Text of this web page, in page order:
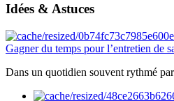
Idées & Astuces
Gagner du temps pour l’entretien de
Dans un quotidien souvent rythmé